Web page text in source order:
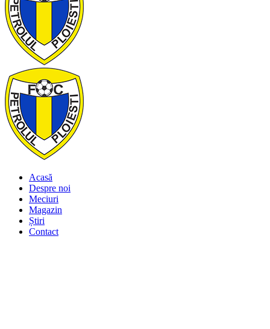
Acasă
Despre noi
Meciuri
Magazin
Știri
Contact